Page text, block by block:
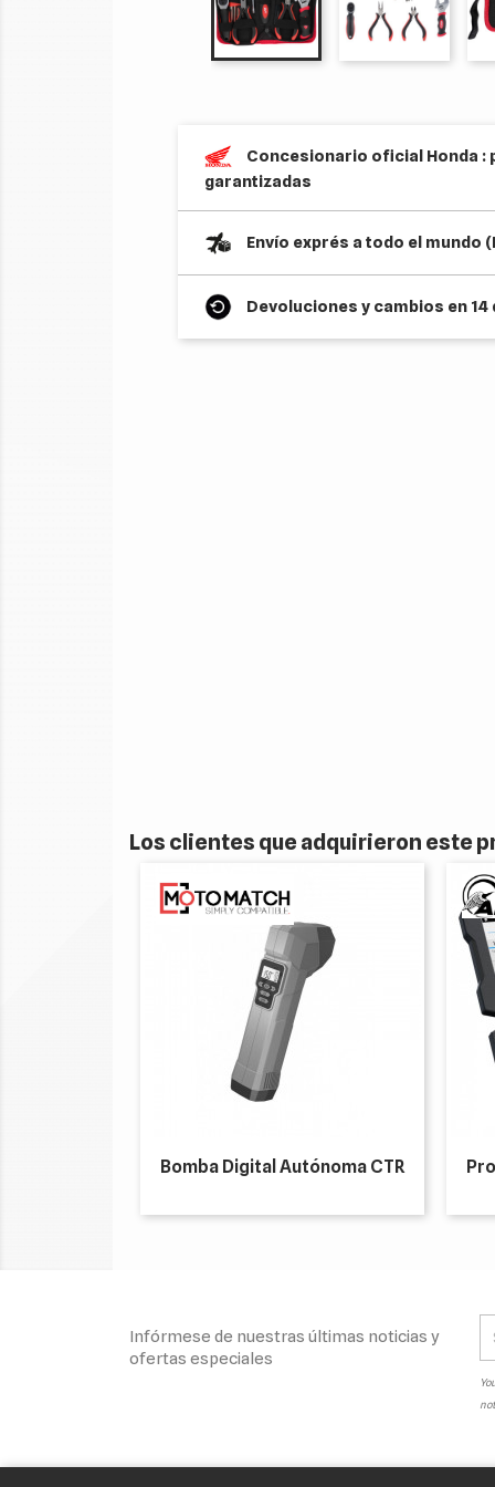
Concesionario oficial Honda :
garantizadas
Envío exprés a todo el mundo
Devoluciones y cambios en 14
Los clientes que adquirieron este
Bomba Digital Autónoma CTR
Infórmese de nuestras últimas noticias y
ofertas especiales